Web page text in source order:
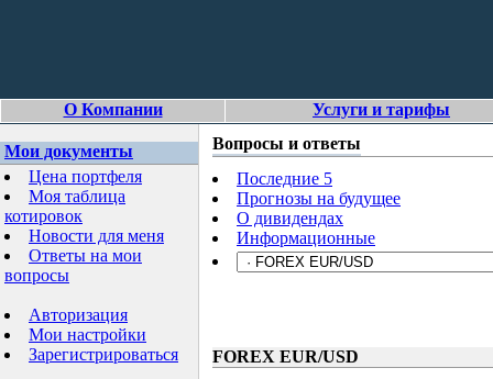
О Компании Услуги и тарифы
Мои документы
Цена портфеля
Моя таблица
котировок
Новости для меня
Ответы на мои
вопросы
Авторизация
Мои настройки
Зарегистрироваться
Вопросы и ответы
Последние 5
Прогнозы на будущее
О дивидендах
Информационные
FOREX EUR/USD